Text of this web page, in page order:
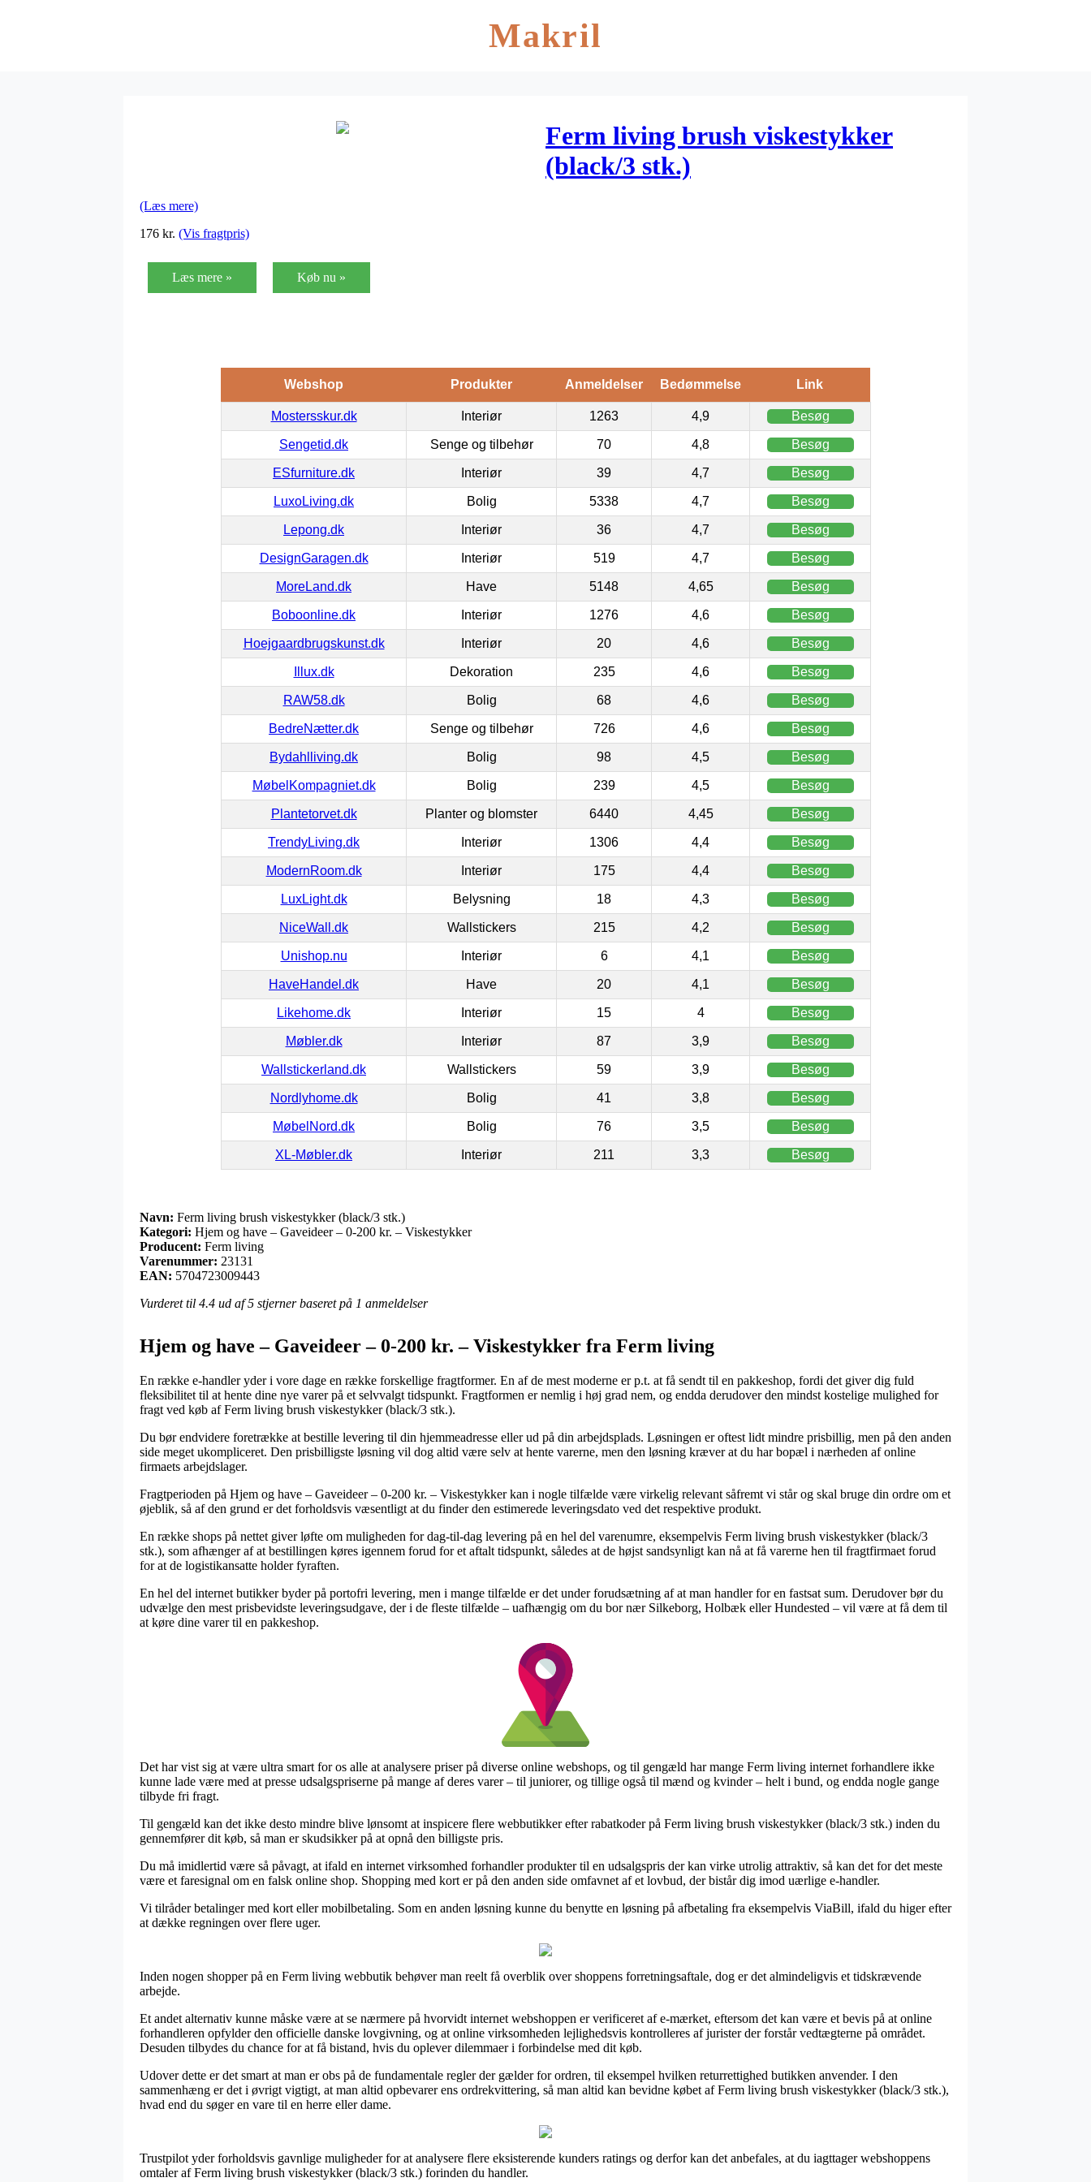
Makril
Ferm living brush viskestykker
(black/3 stk.)
(Læs mere)
176 kr. (Vis fragtpris)
Læs mere » Køb nu »
Webshop Produkter Anmeldelser Bedømmelse Link
Mostersskur.dk Interiør 1263 4,9 Besøg
Sengetid.dk Senge og tilbehør 70 4,8 Besøg
ESfurniture.dk Interiør 39 4,7 Besøg
LuxoLiving.dk Bolig 5338 4,7 Besøg
Lepong.dk Interiør 36 4,7 Besøg
DesignGaragen.dk Interiør 519 4,7 Besøg
MoreLand.dk Have 5148 4,65 Besøg
Boboonline.dk Interiør 1276 4,6 Besøg
Hoejgaardbrugskunst.dk Interiør 20 4,6 Besøg
Illux.dk Dekoration 235 4,6 Besøg
RAW58.dk Bolig 68 4,6 Besøg
BedreNætter.dk Senge og tilbehør 726 4,6 Besøg
Bydahlliving.dk Bolig 98 4,5 Besøg
MøbelKompagniet.dk Bolig 239 4,5 Besøg
Plantetorvet.dk Planter og blomster 6440 4,45 Besøg
TrendyLiving.dk Interiør 1306 4,4 Besøg
ModernRoom.dk Interiør 175 4,4 Besøg
LuxLight.dk Belysning 18 4,3 Besøg
NiceWall.dk Wallstickers 215 4,2 Besøg
Unishop.nu Interiør 6 4,1 Besøg
HaveHandel.dk Have 20 4,1 Besøg
Likehome.dk Interiør 15 4 Besøg
Møbler.dk Interiør 87 3,9 Besøg
Wallstickerland.dk Wallstickers 59 3,9 Besøg
Nordlyhome.dk Bolig 41 3,8 Besøg
MøbelNord.dk Bolig 76 3,5 Besøg
XL-Møbler.dk Interiør 211 3,3 Besøg
Navn: Ferm living brush viskestykker (black/3 stk.)
Kategori: Hjem og have – Gaveideer – 0-200 kr. – Viskestykker
Producent: Ferm living
Varenummer: 23131
EAN: 5704723009443
Vurderet til 4.4 ud af 5 stjerner baseret på 1 anmeldelser
Hjem og have – Gaveideer – 0-200 kr. – Viskestykker fra Ferm living
En række e-handler yder i vore dage en række forskellige fragtformer. En af de mest moderne er p.t. at få sendt til en pakkeshop, fordi det giver dig fuld
fleksibilitet til at hente dine nye varer på et selvvalgt tidspunkt. Fragtformen er nemlig i høj grad nem, og endda derudover den mindst kostelige mulighed for
fragt ved køb af Ferm living brush viskestykker (black/3 stk.).
Du bør endvidere foretrække at bestille levering til din hjemmeadresse eller ud på din arbejdsplads. Løsningen er oftest lidt mindre prisbillig, men på den anden
side meget ukompliceret. Den prisbilligste løsning vil dog altid være selv at hente varerne, men den løsning kræver at du har bopæl i nærheden af online
firmaets arbejdslager.
Fragtperioden på Hjem og have – Gaveideer – 0-200 kr. – Viskestykker kan i nogle tilfælde være virkelig relevant såfremt vi står og skal bruge din ordre om et
øjeblik, så af den grund er det forholdsvis væsentligt at du finder den estimerede leveringsdato ved det respektive produkt.
En række shops på nettet giver løfte om muligheden for dag-til-dag levering på en hel del varenumre, eksempelvis Ferm living brush viskestykker (black/3
stk.), som afhænger af at bestillingen køres igennem forud for et aftalt tidspunkt, således at de højst sandsynligt kan nå at få varerne hen til fragtfirmaet forud
for at de logistikansatte holder fyraften.
En hel del internet butikker byder på portofri levering, men i mange tilfælde er det under forudsætning af at man handler for en fastsat sum. Derudover bør du
udvælge den mest prisbevidste leveringsudgave, der i de fleste tilfælde – uafhængig om du bor nær Silkeborg, Holbæk eller Hundested – vil være at få dem til
at køre dine varer til en pakkeshop.
Det har vist sig at være ultra smart for os alle at analysere priser på diverse online webshops, og til gengæld har mange Ferm living internet forhandlere ikke
kunne lade være med at presse udsalgspriserne på mange af deres varer – til juniorer, og tillige også til mænd og kvinder – helt i bund, og endda nogle gange
tilbyde fri fragt.
Til gengæld kan det ikke desto mindre blive lønsomt at inspicere flere webbutikker efter rabatkoder på Ferm living brush viskestykker (black/3 stk.) inden du
gennemfører dit køb, så man er skudsikker på at opnå den billigste pris.
Du må imidlertid være så påvagt, at ifald en internet virksomhed forhandler produkter til en udsalgspris der kan virke utrolig attraktiv, så kan det for det meste
være et faresignal om en falsk online shop. Shopping med kort er på den anden side omfavnet af et lovbud, der bistår dig imod uærlige e-handler.
Vi tilråder betalinger med kort eller mobilbetaling. Som en anden løsning kunne du benytte en løsning på afbetaling fra eksempelvis ViaBill, ifald du higer efter
at dække regningen over flere uger.
Inden nogen shopper på en Ferm living webbutik behøver man reelt få overblik over shoppens forretningsaftale, dog er det almindeligvis et tidskrævende
arbejde.
Et andet alternativ kunne måske være at se nærmere på hvorvidt internet webshoppen er verificeret af e-mærket, eftersom det kan være et bevis på at online
forhandleren opfylder den officielle danske lovgivning, og at online virksomheden lejlighedsvis kontrolleres af jurister der forstår vedtægterne på området.
Desuden tilbydes du chance for at få bistand, hvis du oplever dilemmaer i forbindelse med dit køb.
Udover dette er det smart at man er obs på de fundamentale regler der gælder for ordren, til eksempel hvilken returrettighed butikken anvender. I den
sammenhæng er det i øvrigt vigtigt, at man altid opbevarer ens ordrekvittering, så man altid kan bevidne købet af Ferm living brush viskestykker (black/3 stk.),
hvad end du søger en vare til en herre eller dame.
Trustpilot yder forholdsvis gavnlige muligheder for at analysere flere eksisterende kunders ratings og derfor kan det anbefales, at du iagttager webshoppens
omtaler af Ferm living brush viskestykker (black/3 stk.) forinden du handler.